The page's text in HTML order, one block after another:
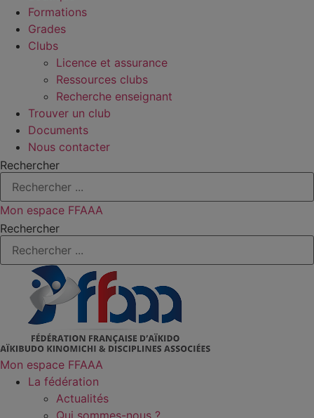
Formations
Grades
Clubs
Licence et assurance
Ressources clubs
Recherche enseignant
Trouver un club
Documents
Nous contacter
Rechercher
Mon espace FFAAA
Rechercher
Mon espace FFAAA
La fédération
Actualités
Qui sommes-nous ?